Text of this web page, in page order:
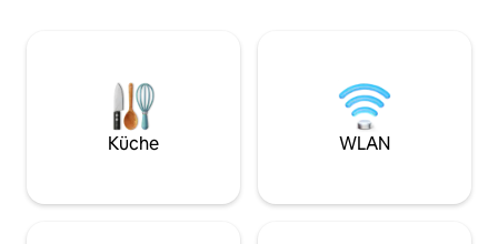
bietet Ihnen einen außergewöhnlichen
Blick auf den Fluss und die Umgebung,
wo Sie Gänsesänger, Schwäne, Eisvögel
beobachten können... Das Haus ist mit
Kanus auf dem
Familientreffen
Familie oder
Küche WLAN